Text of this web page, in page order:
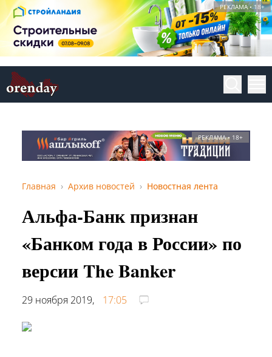
РЕКЛАМА • 18+
РЕКЛАМА • 18+
Главная Архив новостей Новостная лента
Альфа-Банк признан
«Банком года в России» по
версии The Banker
29 ноября 2019, 17:05